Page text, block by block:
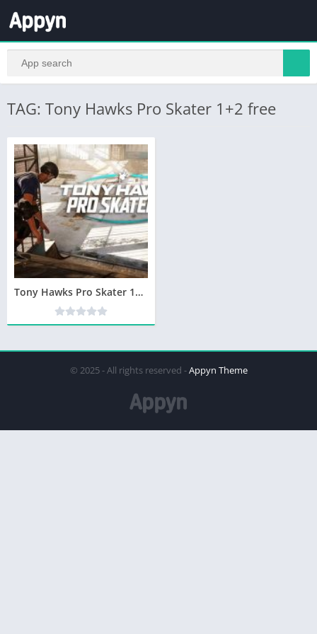
TAG: Tony Hawks Pro Skater 1+2 free
Tony Hawks Pro Skater 1+2 Télécharger Gratuit PC
© 2025 - All rights reserved -Appyn Theme